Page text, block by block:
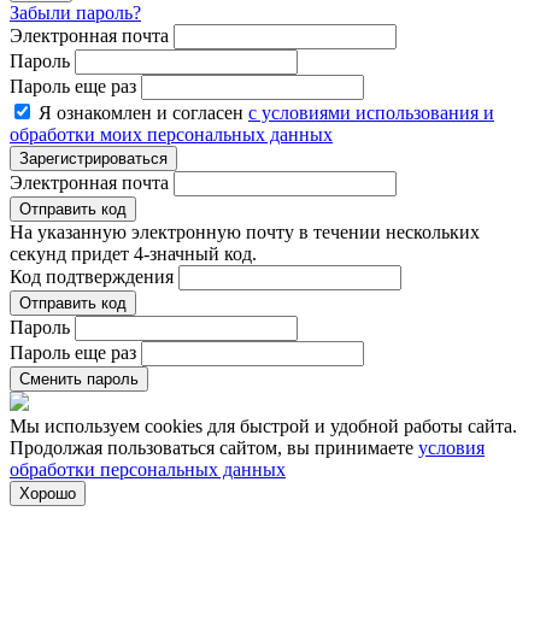
Забыли пароль?
Электронная почта
Пароль
Пароль еще раз
Я ознакомлен и согласен с условиями использования и
обработки моих персональных данных
Зарегистрироваться
Электронная почта
Отправить код
На указанную электронную почту в течении нескольких
секунд придет 4-значный код.
Код подтверждения
Отправить код
Пароль
Пароль еще раз
Сменить пароль
Мы используем cookies для быстрой и удобной работы сайта.
Продолжая пользоваться сайтом, вы принимаете условия
обработки персональных данных
Хорошо